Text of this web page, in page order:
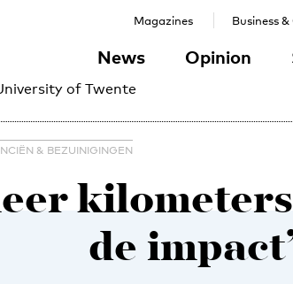
of Twente
News Opinion
Magazines Business
& BEZUINIGINGEN
de